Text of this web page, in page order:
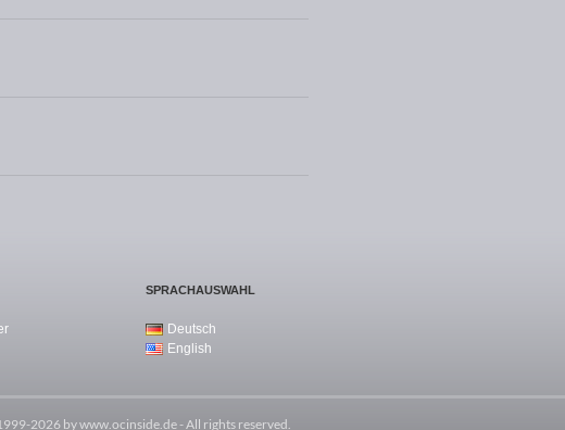
SPRACHAUSWAHL
Deutsch
English
2026 bywww.ocinside.de- All rights reserved.